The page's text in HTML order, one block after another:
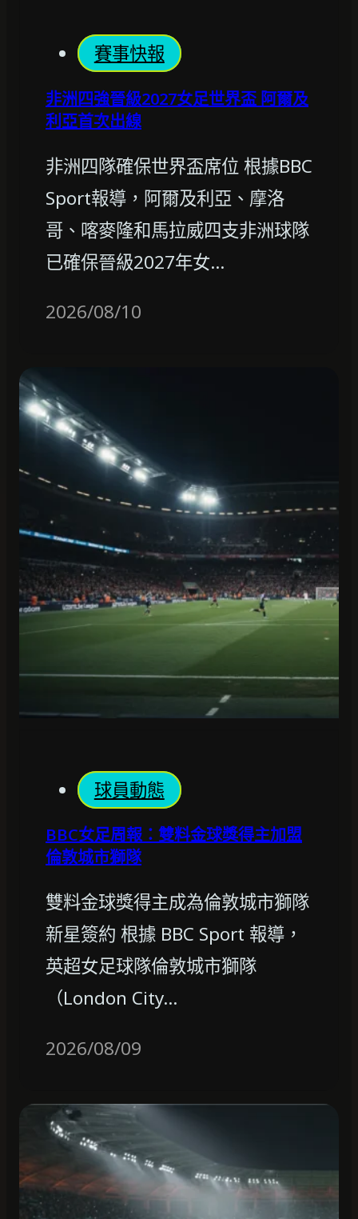
賽事快報
非洲四強晉級2027女足世界盃 阿爾及
利亞首次出線
非洲四隊確保世界盃席位 根據BBC
Sport報導，阿爾及利亞、摩洛
哥、喀麥隆和馬拉威四支非洲球隊
已確保晉級2027年女…
2026/08/10
球員動態
BBC女足周報：雙料金球獎得主加盟
倫敦城市獅隊
雙料金球獎得主成為倫敦城市獅隊
新星簽約 根據 BBC Sport 報導，
英超女足球隊倫敦城市獅隊
（London City…
2026/08/09